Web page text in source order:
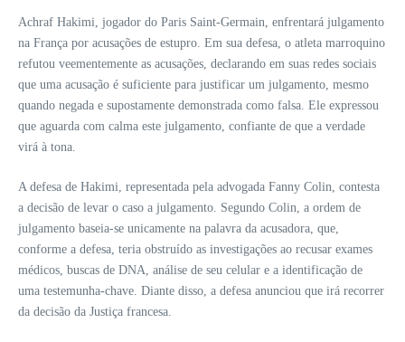
Achraf Hakimi, jogador do Paris Saint-Germain, enfrentará julgamento
na França por acusações de estupro. Em sua defesa, o atleta marroquino
refutou veementemente as acusações, declarando em suas redes sociais
que uma acusação é suficiente para justificar um julgamento, mesmo
quando negada e supostamente demonstrada como falsa. Ele expressou
que aguarda com calma este julgamento, confiante de que a verdade
virá à tona.
A defesa de Hakimi, representada pela advogada Fanny Colin, contesta
a decisão de levar o caso a julgamento. Segundo Colin, a ordem de
julgamento baseia-se unicamente na palavra da acusadora, que,
conforme a defesa, teria obstruído as investigações ao recusar exames
médicos, buscas de DNA, análise de seu celular e a identificação de
uma testemunha-chave. Diante disso, a defesa anunciou que irá recorrer
da decisão da Justiça francesa.